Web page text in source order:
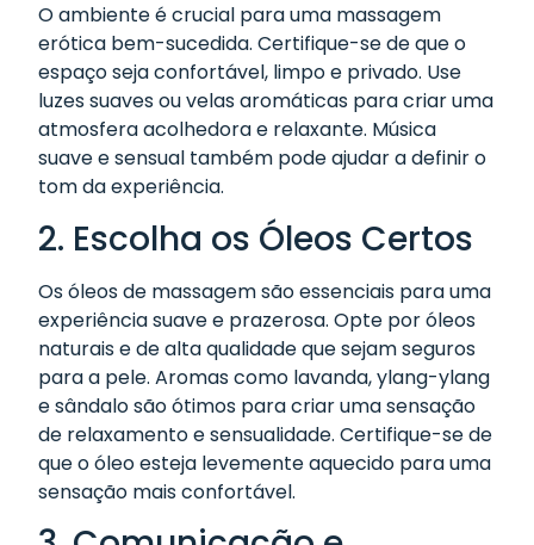
O ambiente é crucial para uma massagem
erótica bem-sucedida. Certifique-se de que o
espaço seja confortável, limpo e privado. Use
luzes suaves ou velas aromáticas para criar uma
atmosfera acolhedora e relaxante. Música
suave e sensual também pode ajudar a definir o
tom da experiência.
2. Escolha os Óleos Certos
Os óleos de massagem são essenciais para uma
experiência suave e prazerosa. Opte por óleos
naturais e de alta qualidade que sejam seguros
para a pele. Aromas como lavanda, ylang-ylang
e sândalo são ótimos para criar uma sensação
de relaxamento e sensualidade. Certifique-se de
que o óleo esteja levemente aquecido para uma
sensação mais confortável.